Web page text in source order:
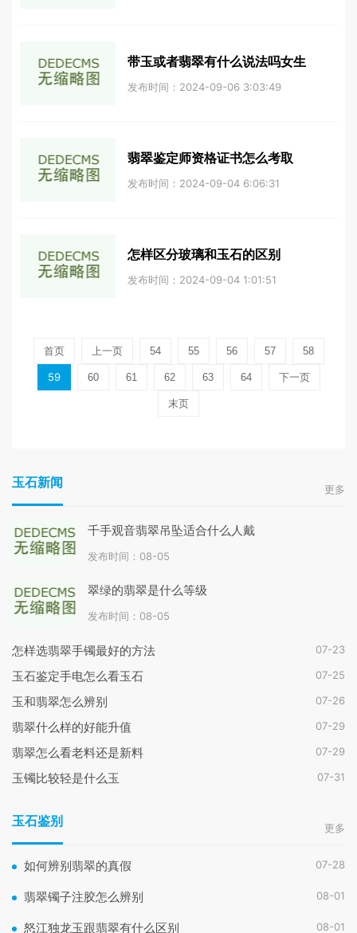
带玉或者翡翠有什么说法吗女生
发布时间：2024-09-06 3:03:49
翡翠鉴定师资格证书怎么考取
发布时间：2024-09-04 6:06:31
怎样区分玻璃和玉石的区别
发布时间：2024-09-04 1:01:51
首页 上一页 54 55 56 57 58
59 60 61 62 63 64 下一页
末页
玉石新闻 更多
千手观音翡翠吊坠适合什么人戴
发布时间：08-05
翠绿的翡翠是什么等级
发布时间：08-05
怎样选翡翠手镯最好的方法 07-23
玉石鉴定手电怎么看玉石 07-25
玉和翡翠怎么辨别 07-26
翡翠什么样的好能升值 07-29
翡翠怎么看老料还是新料 07-29
玉镯比较轻是什么玉 07-31
玉石鉴别 更多
如何辨别翡翠的真假 07-28
翡翠镯子注胶怎么辨别 08-01
怒江独龙玉跟翡翠有什么区别 08-01